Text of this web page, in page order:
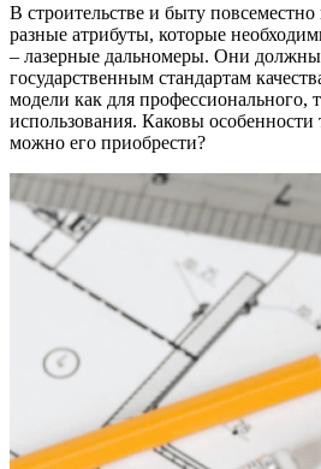
В строительстве и быту
разные атрибуты, которые
– лазерные дальномеры. Они должны
государственным стандартам
модели как для профессионального,
использования. Каковы особенности
можно его приобрести?